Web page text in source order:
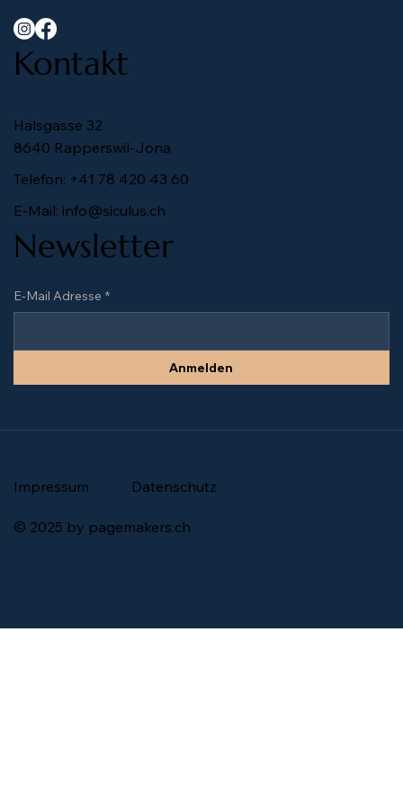
Kontakt
Halsgasse 32
8640 Rapperswil-Jona
Telefon: +41 78 420 43 60
E-Mail: info@siculus.ch
Newsletter
E-Mail Adresse *
Anmelden
© 2025 by pagemakers.ch
Impressum Datenschutz